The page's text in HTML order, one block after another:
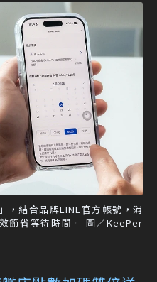
，結合品牌LINE官方帳號，消
節省等待時間。 圖／KeePer